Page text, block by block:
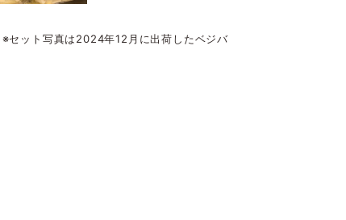
※セット写真は2024年12月に出荷したベジバ